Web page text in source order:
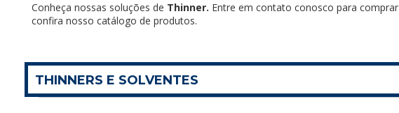
Conheça nossas soluções de Thinner. Entre em contato conosco para comprar
confira nosso catálogo de produtos.
THINNERS E SOLVENTES